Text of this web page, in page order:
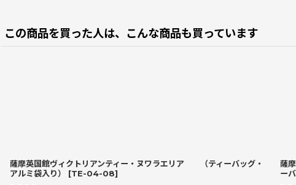
この商品を買った人は、こんな商品も買っています
薩摩英国館ヴィクトリアンティー・ヌワラエリア （ティーバッグ・
アルミ袋入り）
[TE-04-08]
薩
ー